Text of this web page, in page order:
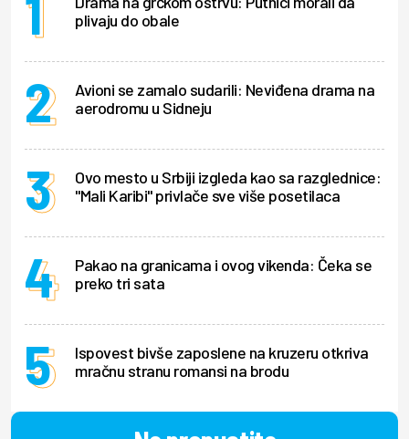
plivaju do obale
Avioni se zamalo sudarili: Neviđena drama na
aerodromu u Sidneju
Ovo mesto u Srbiji izgleda kao sa razglednice:
"Mali Karibi" privlače sve više posetilaca
Pakao na granicama i ovog vikenda: Čeka se
preko tri sata
Ispovest bivše zaposlene na kruzeru otkriva
mračnu stranu romansi na brodu